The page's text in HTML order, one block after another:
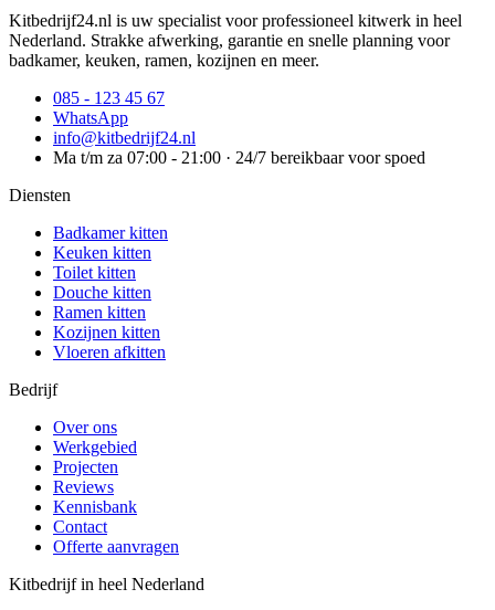
Kitbedrijf24.nl is uw specialist voor professioneel kitwerk in heel
Nederland. Strakke afwerking, garantie en snelle planning voor
badkamer, keuken, ramen, kozijnen en meer.
085 - 123 45 67
WhatsApp
info@kitbedrijf24.nl
Ma t/m za 07:00 - 21:00 · 24/7 bereikbaar voor spoed
Diensten
Badkamer kitten
Keuken kitten
Toilet kitten
Douche kitten
Ramen kitten
Kozijnen kitten
Vloeren afkitten
Bedrijf
Over ons
Werkgebied
Projecten
Reviews
Kennisbank
Contact
Offerte aanvragen
Kitbedrijf in heel Nederland